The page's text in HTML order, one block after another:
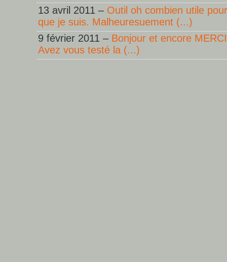
13 avril 2011 – Outil oh combien utile
que je suis. Malheuresuement (...)
9 février 2011 – Bonjour et encore
Avez vous testé la (...)